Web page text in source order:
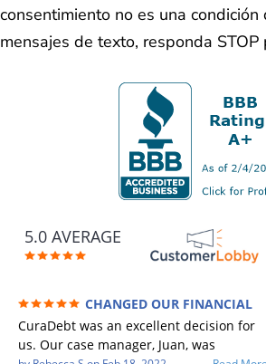
consentimiento no es una condición
mensajes de texto, responda STOP
5.0 AVERAGE
CHANGED OUR FINANCIAL
FUTURE (credit 200 Points / 90 K in debt
GONE)
CuraDebt was an excellent decision for
us. Our case manager, Juan, was